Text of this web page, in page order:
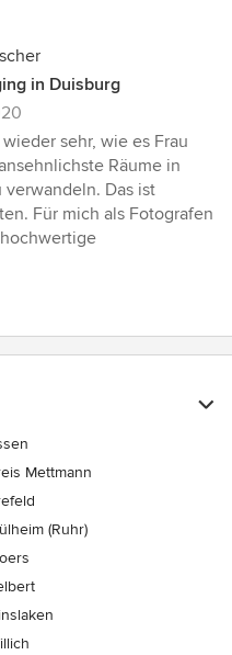
in Duisburg
sehr, wie es Frau
Räume in
Das ist
Für mich als Fotografen
Mettmann
(Ruhr)